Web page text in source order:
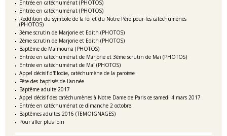
Entrée en catéchuménat (PHOTOS)
Entrée en catéchuménat (PHOTOS)
Reddition du symbole de la foi et du Notre Père pour les catéchumènes
(PHOTOS)
3ème scrutin de Marjorie et Edith (PHOTOS)
2ème scrutin de Marjorie et Edith (PHOTOS)
Baptême de Maïmouna (PHOTOS)
Entrée en catéchuménat de Marjorie et 3ème scrutin de Maï (PHOTOS)
Entrée en catéchuménat de Maï (PHOTOS)
Appel décisif d'Elodie, catéchumène de la paroisse
Fête des baptisés de l'année
Baptême adulte 2017
Appel décisif des catéchumènes à Notre Dame de Paris ce samedi 4 mars 2017
Entrée en catéchuménat ce dimanche 2 octobre
Baptêmes adultes 2016 (TEMOIGNAGES)
Pour aller plus loin